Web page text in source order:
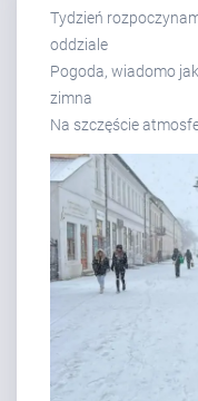
Tydzień
oddziale
Pogoda, wiadomo
zimna
Na szczęście